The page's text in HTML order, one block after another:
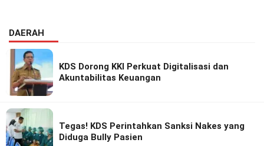
DAERAH
KDS Dorong KKI Perkuat Digitalisasi dan
Akuntabilitas Keuangan
Tegas! KDS Perintahkan Sanksi Nakes yang
Diduga Bully Pasien